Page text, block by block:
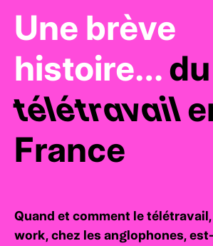
Une brève
histoire…du
télétravail
France
Quand et comment le
work, chez les anglophones,